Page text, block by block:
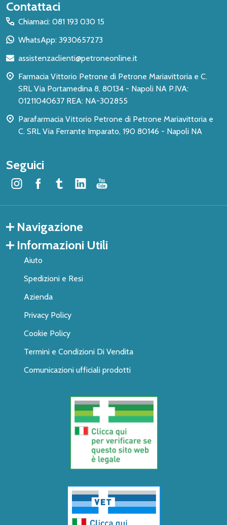
Inizio
del
piè
pagina
Contattaci
Chiamaci: 081 193 030 15
WhatsApp: 3930657273
assistenzaclienti@petroneonline.it
Farmacia Vittorio Petrone di Petrone Mariavittoria e C.
SRL Via Portamedina 8, 80134 - Napoli NA P.IVA:
01211040637 REA: NA-302855
Parafarmacia Vittorio Petrone di Petrone Mariavittoria e
C. SRL Via Ferrante Imparato, 190 80146 - Napoli NA
Seguici
Navigazione
Informazioni Utili
Aiuto
Spedizioni e Resi
Azienda
Privacy Policy
Cookie Policy
Termini e Condizioni Di Vendita
Comunicazioni ufficiali prodotti